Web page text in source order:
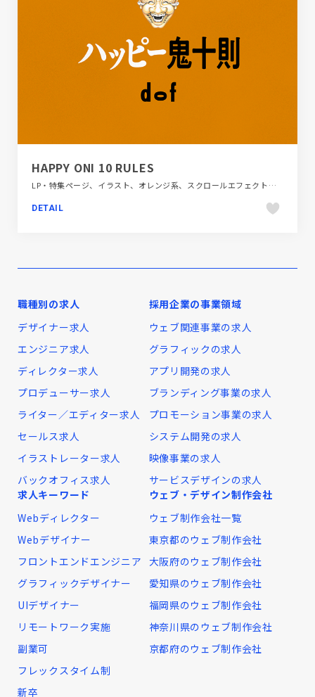
HAPPY ONI 10 RULES
LP・特集ページ、イラスト、オレンジ系、スクロールエフェクト、デザイン・アート・音楽・文芸、日本テイスト
DETAIL
職種別の求人
デザイナー求人
エンジニア求人
ディレクター求人
プロデューサー求人
ライター／エディター求人
セールス求人
イラストレーター求人
バックオフィス求人
採用企業の事業領域
ウェブ関連事業の求人
グラフィックの求人
アプリ開発の求人
ブランディング事業の求人
プロモーション事業の求人
システム開発の求人
映像事業の求人
サービスデザインの求人
求人キーワード
Webディレクター
Webデザイナー
フロントエンドエンジニア
グラフィックデザイナー
UIデザイナー
リモートワーク実施
副業可
フレックスタイム制
新卒
ウェブ・デザイン制作会社
ウェブ制作会社一覧
東京都のウェブ制作会社
大阪府のウェブ制作会社
愛知県のウェブ制作会社
福岡県のウェブ制作会社
神奈川県のウェブ制作会社
京都府のウェブ制作会社